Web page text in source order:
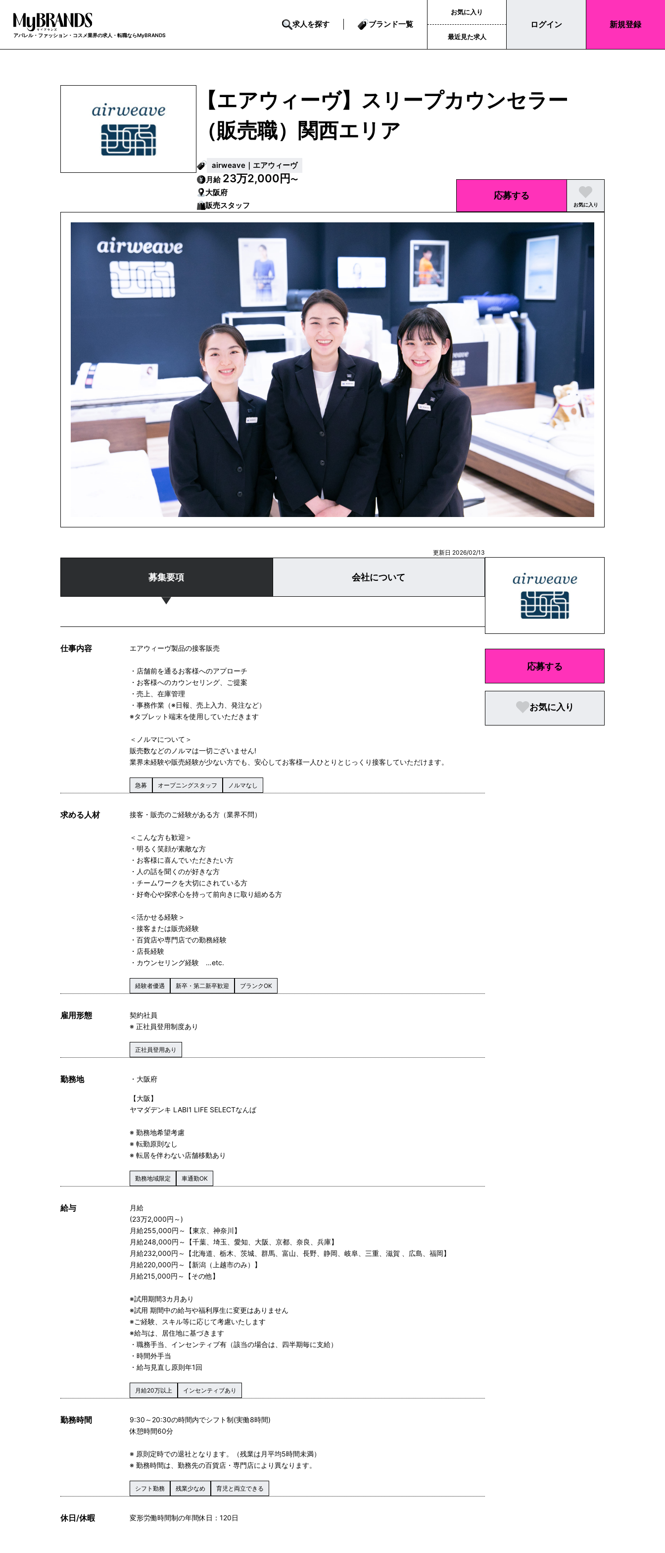
アパレル・ファッション・コスメ業界の求人・転職ならMyBRANDS
求人を探す ブランド一覧
お気に入り
最近見た求人
ログイン 新規登録
【エアウィーヴ】スリープカウンセラー
（販売職）関西エリア
airweave｜エアウィーヴ
月給 23万2,000円〜
大阪府
販売スタッフ
応募する
お気に入り
更新日 2026/02/13
募集要項 会社について
仕事内容 エアウィーヴ製品の接客販売
・店舗前を通るお客様へのアプローチ
・お客様へのカウンセリング、ご提案
・売上、在庫管理
・事務作業（※日報、売上入力、発注など）
※タブレット端末を使用していただきます
＜ノルマについて＞
販売数などのノルマは一切ございません!
業界未経験や販売経験が少ない方でも、安心してお客様一人ひとりとじっくり接客していただけます。
急募 オープニングスタッフ ノルマなし
求める人材 接客・販売のご経験がある方（業界不問）
＜こんな方も歓迎＞
・明るく笑顔が素敵な方
・お客様に喜んでいただきたい方
・人の話を聞くのが好きな方
・チームワークを大切にされている方
・好奇心や探求心を持って前向きに取り組める方
＜活かせる経験＞
・接客または販売経験
・百貨店や専門店での勤務経験
・店長経験
・カウンセリング経験 …etc.
経験者優遇 新卒・第二新卒歓迎 ブランクOK
雇用形態
契約社員
※ 正社員登用制度あり
正社員登用あり
勤務地 大阪府
【大阪】
ヤマダデンキ LABI1 LIFE SELECTなんば
※ 勤務地希望考慮
※ 転勤原則なし
※ 転居を伴わない店舗移動あり
勤務地域限定 車通勤OK
給与
月給
(23万2,000円～)
月給255,000円～【東京、神奈川】
月給248,000円～【千葉、埼玉、愛知、大阪、京都、奈良、兵庫】
月給232,000円～【北海道、栃木、茨城、群馬、富山、長野、静岡、岐阜、三重、滋賀 、広島、福岡】
月給220,000円～【新潟（上越市のみ）】
月給215,000円～【その他】
※試用期間3カ月あり
※試用 期間中の給与や福利厚生に変更はありません
※ご経験、スキル等に応じて考慮いたします
※給与は、居住地に基づきます
・職務手当、インセンティブ有（該当の場合は、四半期毎に支給）
・時間外手当
・給与見直し原則年1回
月給20万以上 インセンティブあり
勤務時間
9:30～20:30の時間内でシフト制(実働8時間)
休憩時間60分
※ 原則定時での退社となります。（残業は月平均5時間未満）
※ 勤務時間は、勤務先の百貨店・専門店により異なります。
シフト勤務 残業少なめ 育児と両立できる
休日/休暇 変形労働時間制の年間休日：120日
応募する
お気に入り